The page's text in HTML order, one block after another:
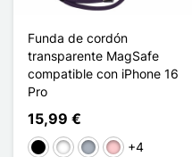
Funda de cordón
transparente MagSafe
compatible con iPhone 16
Pro
15,99 €
NegroBlanco
Gris Rosa+4